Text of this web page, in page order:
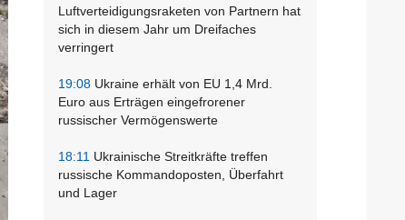
Luftverteidigungsraketen von Partnern hat
sich in diesem Jahr um Dreifaches
verringert
19:08 Ukraine erhält von EU 1,4 Mrd.
Euro aus Erträgen eingefrorener
russischer Vermögenswerte
18:11 Ukrainische Streitkräfte treffen
russische Kommandoposten, Überfahrt
und Lager